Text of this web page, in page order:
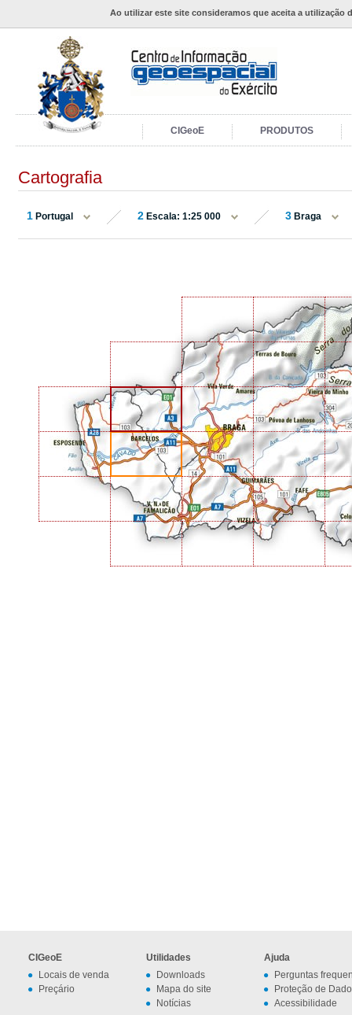
Ao utilizar este site consideramos que aceita a utilização
CIGeoE PRODUTOS
Cartografia
1 Portugal 2 Escala: 1:25 000 3 Braga
CIGeoE
Locais de venda
Preçário
Utilidades
Downloads
Mapa do site
Notícias
Ajuda
Perguntas
Proteção de
Acessibilidade